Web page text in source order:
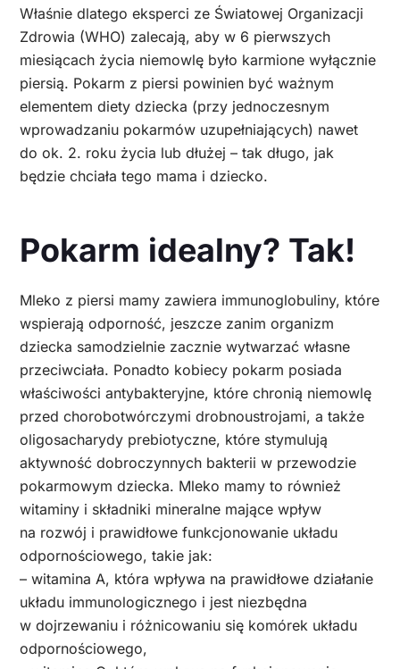
Właśnie dlatego eksperci ze Światowej Organizacji
Zdrowia (WHO) zalecają, aby w 6 pierwszych
miesiącach życia niemowlę było karmione wyłącznie
piersią. Pokarm z piersi powinien być ważnym
elementem diety dziecka (przy jednoczesnym
wprowadzaniu pokarmów uzupełniających) nawet
do ok. 2. roku życia lub dłużej – tak długo, jak
będzie chciała tego mama i dziecko.
Pokarm idealny? Tak!
Mleko z piersi mamy zawiera immunoglobuliny, które
wspierają odporność, jeszcze zanim organizm
dziecka samodzielnie zacznie wytwarzać własne
przeciwciała. Ponadto kobiecy pokarm posiada
właściwości antybakteryjne, które chronią niemowlę
przed chorobotwórczymi drobnoustrojami, a także
oligosacharydy prebiotyczne, które stymulują
aktywność dobroczynnych bakterii w przewodzie
pokarmowym dziecka. Mleko mamy to również
witaminy i składniki mineralne mające wpływ
na rozwój i prawidłowe funkcjonowanie układu
odpornościowego, takie jak:
– witamina A, która wpływa na prawidłowe działanie
układu immunologicznego i jest niezbędna
w dojrzewaniu i różnicowaniu się komórek układu
odpornościowego,